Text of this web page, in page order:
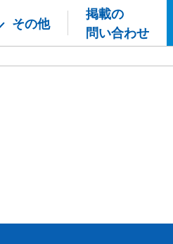
その他
掲載の
問い合わせ